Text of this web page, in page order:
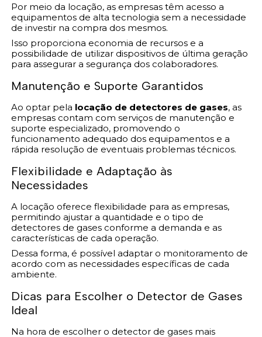
Por meio da locação, as empresas têm acesso a
equipamentos de alta tecnologia sem a necessidade
de investir na compra dos mesmos.
Isso proporciona economia de recursos e a
possibilidade de utilizar dispositivos de última geração
para assegurar a segurança dos colaboradores.
Manutenção e Suporte Garantidos
Ao optar pela locação de detectores de gases, as
empresas contam com serviços de manutenção e
suporte especializado, promovendo o
funcionamento adequado dos equipamentos e a
rápida resolução de eventuais problemas técnicos.
Flexibilidade e Adaptação às
Necessidades
A locação oferece flexibilidade para as empresas,
permitindo ajustar a quantidade e o tipo de
detectores de gases conforme a demanda e as
características de cada operação.
Dessa forma, é possível adaptar o monitoramento de
acordo com as necessidades específicas de cada
ambiente.
Dicas para Escolher o Detector de Gases
Ideal
Na hora de escolher o detector de gases mais